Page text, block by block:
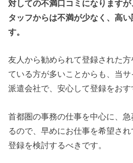
対しての不満口コミになります
タッフからは不満が少なく、高
す。
友人から勧められて登録された
ている方が多いことからも、当
派遣会社で、安心して登録をおす
首都圏の事務の仕事を中心に、
るので、早めにお仕事を希望さ
登録を検討するべきです。